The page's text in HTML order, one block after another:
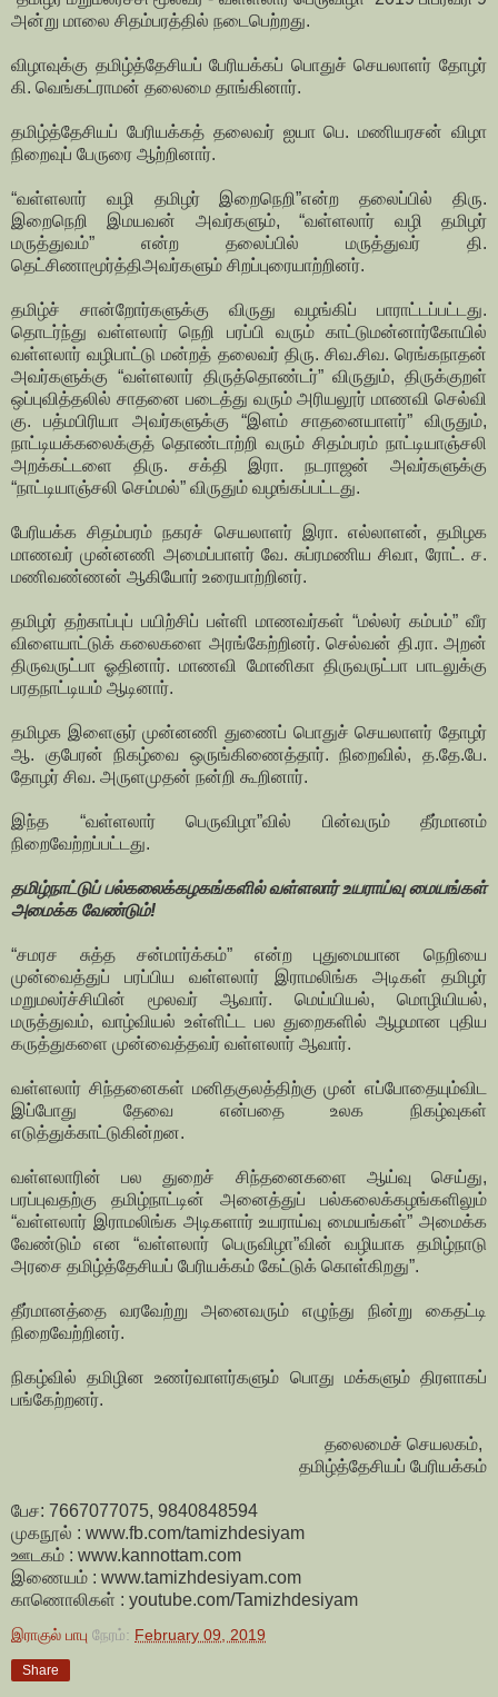
அன்று மாலை சிதம்பரத்தில் நடைபெற்றது.
விழாவுக்கு தமிழ்த்தேசியப் பேரியக்கப் பொதுச் செயலாளர் தோழர்
கி. வெங்கட்ராமன் தலைமை தாங்கினார்.
தமிழ்த்தேசியப் பேரியக்கத் தலைவர் ஐயா பெ. மணியரசன் விழா
நிறைவுப் பேருரை ஆற்றினார்.
“வள்ளலார் வழி தமிழர் இறைநெறி”என்ற தலைப்பில் திரு.
இறைநெறி இமயவன் அவர்களும், “வள்ளலார் வழி தமிழர்
மருத்துவம்” என்ற தலைப்பில் மருத்துவர் தி.
தெட்சிணாமூர்த்திஅவர்களும் சிறப்புரையாற்றினர்.
தமிழ்ச் சான்றோர்களுக்கு விருது வழங்கிப் பாராட்டப்பட்டது.
தொடர்ந்து வள்ளலார் நெறி பரப்பி வரும் காட்டுமன்னார்கோயில்
வள்ளலார் வழிபாட்டு மன்றத் தலைவர் திரு. சிவ.சிவ. ரெங்கநாதன்
அவர்களுக்கு “வள்ளலார் திருத்தொண்டர்” விருதும், திருக்குறள்
ஒப்புவித்தலில் சாதனை படைத்து வரும் அரியலூர் மாணவி செல்வி
கு. பத்மபிரியா அவர்களுக்கு “இளம் சாதனையாளர்” விருதும்,
நாட்டியக்கலைக்குத் தொண்டாற்றி வரும் சிதம்பரம் நாட்டியாஞ்சலி
அறக்கட்டளை திரு. சக்தி இரா. நடராஜன் அவர்களுக்கு
“நாட்டியாஞ்சலி செம்மல்” விருதும் வழங்கப்பட்டது.
பேரியக்க சிதம்பரம் நகரச் செயலாளர் இரா. எல்லாளன், தமிழக
மாணவர் முன்னணி அமைப்பாளர் வே. சுப்ரமணிய சிவா, ரோட். ச.
மணிவண்ணன் ஆகியோர் உரையாற்றினர்.
தமிழர் தற்காப்புப் பயிற்சிப் பள்ளி மாணவர்கள் “மல்லர் கம்பம்” வீர
விளையாட்டுக் கலைகளை அரங்கேற்றினர். செல்வன் தி.ரா. அறன்
திருவருட்பா ஓதினார். மாணவி மோனிகா திருவருட்பா பாடலுக்கு
பரதநாட்டியம் ஆடினார்.
தமிழக இளைஞர் முன்னணி துணைப் பொதுச் செயலாளர் தோழர்
ஆ. குபேரன் நிகழ்வை ஒருங்கிணைத்தார். நிறைவில், த.தே.பே.
தோழர் சிவ. அருளமுதன் நன்றி கூறினார்.
இந்த “வள்ளலார் பெருவிழா”வில் பின்வரும் தீர்மானம்
நிறைவேற்றப்பட்டது.
தமிழ்நாட்டுப் பல்கலைக்கழகங்களில் வள்ளலார் உயராய்வு மையங்கள்
அமைக்க வேண்டும்!
“சமரச சுத்த சன்மார்க்கம்” என்ற புதுமையான நெறியை
முன்வைத்துப் பரப்பிய வள்ளலார் இராமலிங்க அடிகள் தமிழர்
மறுமலர்ச்சியின் மூலவர் ஆவார். மெய்யியல், மொழியியல்,
மருத்துவம், வாழ்வியல் உள்ளிட்ட பல துறைகளில் ஆழமான புதிய
கருத்துகளை முன்வைத்தவர் வள்ளலார் ஆவார்.
வள்ளலார் சிந்தனைகள் மனிதகுலத்திற்கு முன் எப்போதையும்விட
இப்போது தேவை என்பதை உலக நிகழ்வுகள்
எடுத்துக்காட்டுகின்றன.
வள்ளலாரின் பல துறைச் சிந்தனைகளை ஆய்வு செய்து,
பரப்புவதற்கு தமிழ்நாட்டின் அனைத்துப் பல்கலைக்கழங்களிலும்
“வள்ளலார் இராமலிங்க அடிகளார் உயராய்வு மையங்கள்” அமைக்க
வேண்டும் என “வள்ளலார் பெருவிழா”வின் வழியாக தமிழ்நாடு
அரசை தமிழ்த்தேசியப் பேரியக்கம் கேட்டுக் கொள்கிறது”.
தீர்மானத்தை வரவேற்று அனைவரும் எழுந்து நின்று கைதட்டி
நிறைவேற்றினர்.
நிகழ்வில் தமிழின உணர்வாளர்களும் பொது மக்களும் திரளாகப்
பங்கேற்றனர்.
தலைமைச் செயலகம்,
தமிழ்த்தேசியப் பேரியக்கம்
பேச: 7667077075, 9840848594
முகநூல் : www.fb.com/tamizhdesiyam
ஊடகம் : www.kannottam.com
இணையம் : www.tamizhdesiyam.com
காணொலிகள் : youtube.com/Tamizhdesiyam
இராகுல் பாபு நேரம்: February 09, 2019
Share